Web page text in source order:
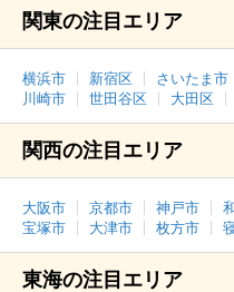
関東の注目エリア
横浜市 新宿区 さいたま市
川崎市
世田谷区 大田区
関西の注目エリア
大阪市 京都市 神戸市
宝塚市
大津市 枚方市
東海の注目エリア